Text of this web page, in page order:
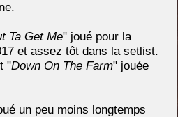
Ta Get Me" joué pour la
et assez tôt dans la setlist.
"Down On The Farm" jouée
un peu moins longtemps